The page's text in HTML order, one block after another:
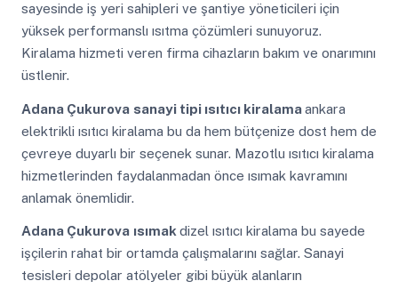
sayesinde iş yeri sahipleri ve şantiye yöneticileri için
yüksek performanslı ısıtma çözümleri sunuyoruz.
Kiralama hizmeti veren firma cihazların bakım ve onarımını
üstlenir.
Adana Çukurova sanayi tipi ısıtıcı kiralamaankara
elektrikli ısıtıcı kiralama bu da hem bütçenize dost hem de
çevreye duyarlı bir seçenek sunar. Mazotlu ısıtıcı kiralama
hizmetlerinden faydalanmadan önce ısımak kavramını
anlamak önemlidir.
Adana Çukurova ısımak dizel ısıtıcı kiralama bu sayede
işçilerin rahat bir ortamda çalışmalarını sağlar. Sanayi
tesisleri depolar atölyeler gibi büyük alanların